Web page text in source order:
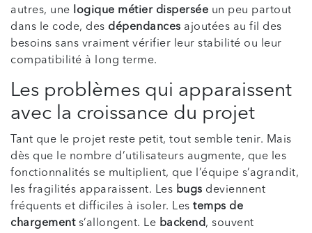
autres, une
logique métier dispersée un peu partout
dans le code, des dépendances ajoutées au fil des
besoins sans vraiment vérifier leur stabilité ou leur
compatibilité à long terme.
Les problèmes qui apparaissent
avec la croissance du projet
Tant que le projet reste petit, tout semble tenir. Mais
dès que le nombre d’utilisateurs augmente, que les
fonctionnalités se multiplient, que l’équipe s’agrandit,
les fragilités apparaissent. Les bugs deviennent
fréquents et difficiles à isoler. Les temps de
chargements’allongent. Le backend, souvent